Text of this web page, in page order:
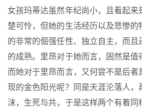
女孩玛蒂达虽然年纪尚小，且看起来
楚可怜，但她的生活经历以及悲惨的
的非常的倔强任性、独立自主，而且
的成熟。里昂对于她而言，固然是值
而她对于里昂而言，又何尝不是后者
现的金色阳光呢？同是天涯沦落人，
沫，生死与共，于是这样两个有着同